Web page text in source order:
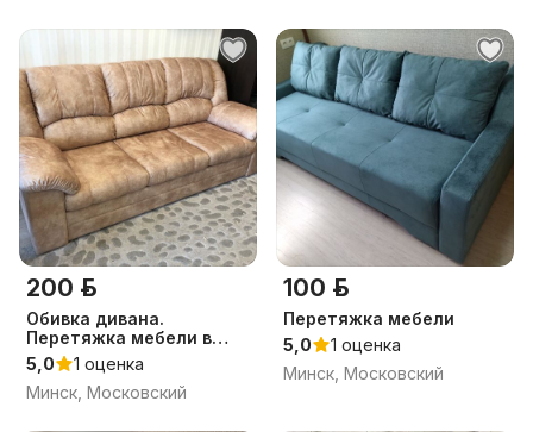
200 р.
Обивка дивана.
Перетяжка мебели в
Минске
5,0
1 оценка
Минск, Московский
100 р.
Перетяжка мебели
5,0
1 оценка
Минск, Московский